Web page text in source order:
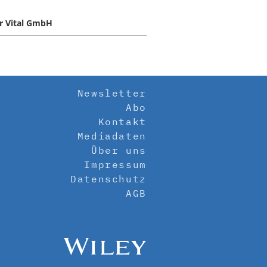
Vital GmbH
Newsletter
Abo
Kontakt
Mediadaten
Über uns
Impressum
Datenschutz
AGB